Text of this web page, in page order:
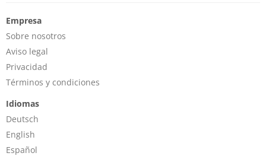
Empresa
Sobre nosotros
Aviso legal
Privacidad
Términos y condiciones
Idiomas
Deutsch
English
Español